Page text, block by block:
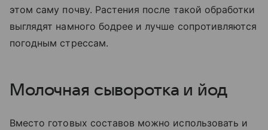
этом саму почву. Растения после такой обработки
выглядят намного бодрее и лучше сопротивляются
погодным стрессам.
Молочная сыворотка и йод
Вместо готовых составов можно использовать и